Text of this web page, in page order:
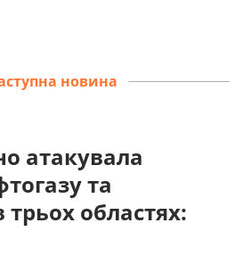
новина
атакувала
та
областях: